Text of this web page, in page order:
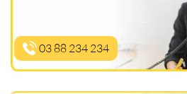
03 88 234 234